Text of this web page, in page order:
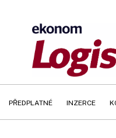
PŘEDPLATNÉ INZERCE